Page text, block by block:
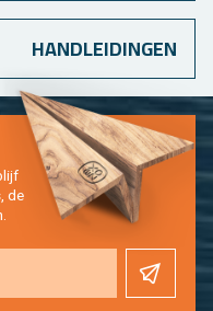
HANDLEIDINGEN
de